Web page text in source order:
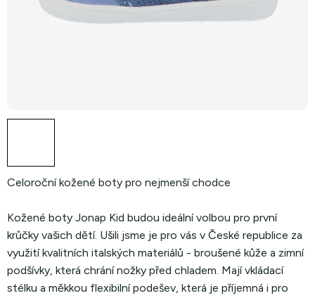
Celoroční kožené boty pro nejmenší chodce
Kožené boty Jonap Kid budou ideální volbou pro první
krůčky vašich dětí. Ušili jsme je pro vás v České republice za
využití kvalitních italských materiálů - broušené kůže a zimní
podšívky, která chrání nožky před chladem. Mají vkládací
stélku a měkkou flexibilní podešev, která je příjemná i pro